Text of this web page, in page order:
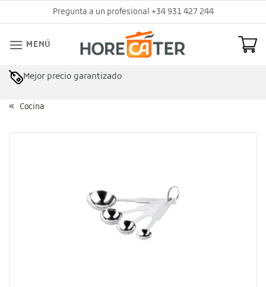
al
Pregunta a un profesional +34 931 427 244
MENÚ
Mejor precio garantizado
Cocina